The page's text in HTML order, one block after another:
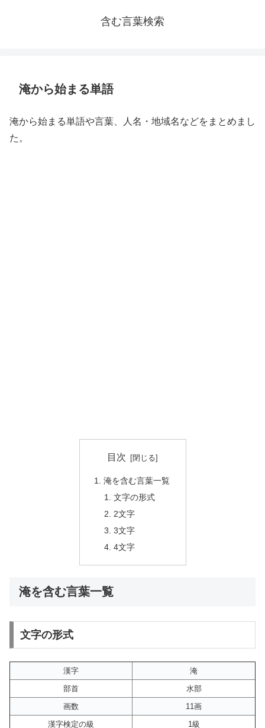
含む言葉検索
淹から始まる単語
淹から始まる単語や言葉、人名・地域名などをまとめまし
た。
目次
淹を含む言葉一覧
文字の形式
2文字
3文字
4文字
淹を含む言葉一覧
文字の形式
漢字
淹
部首
水部
画数
11画
漢字検定の級
1級